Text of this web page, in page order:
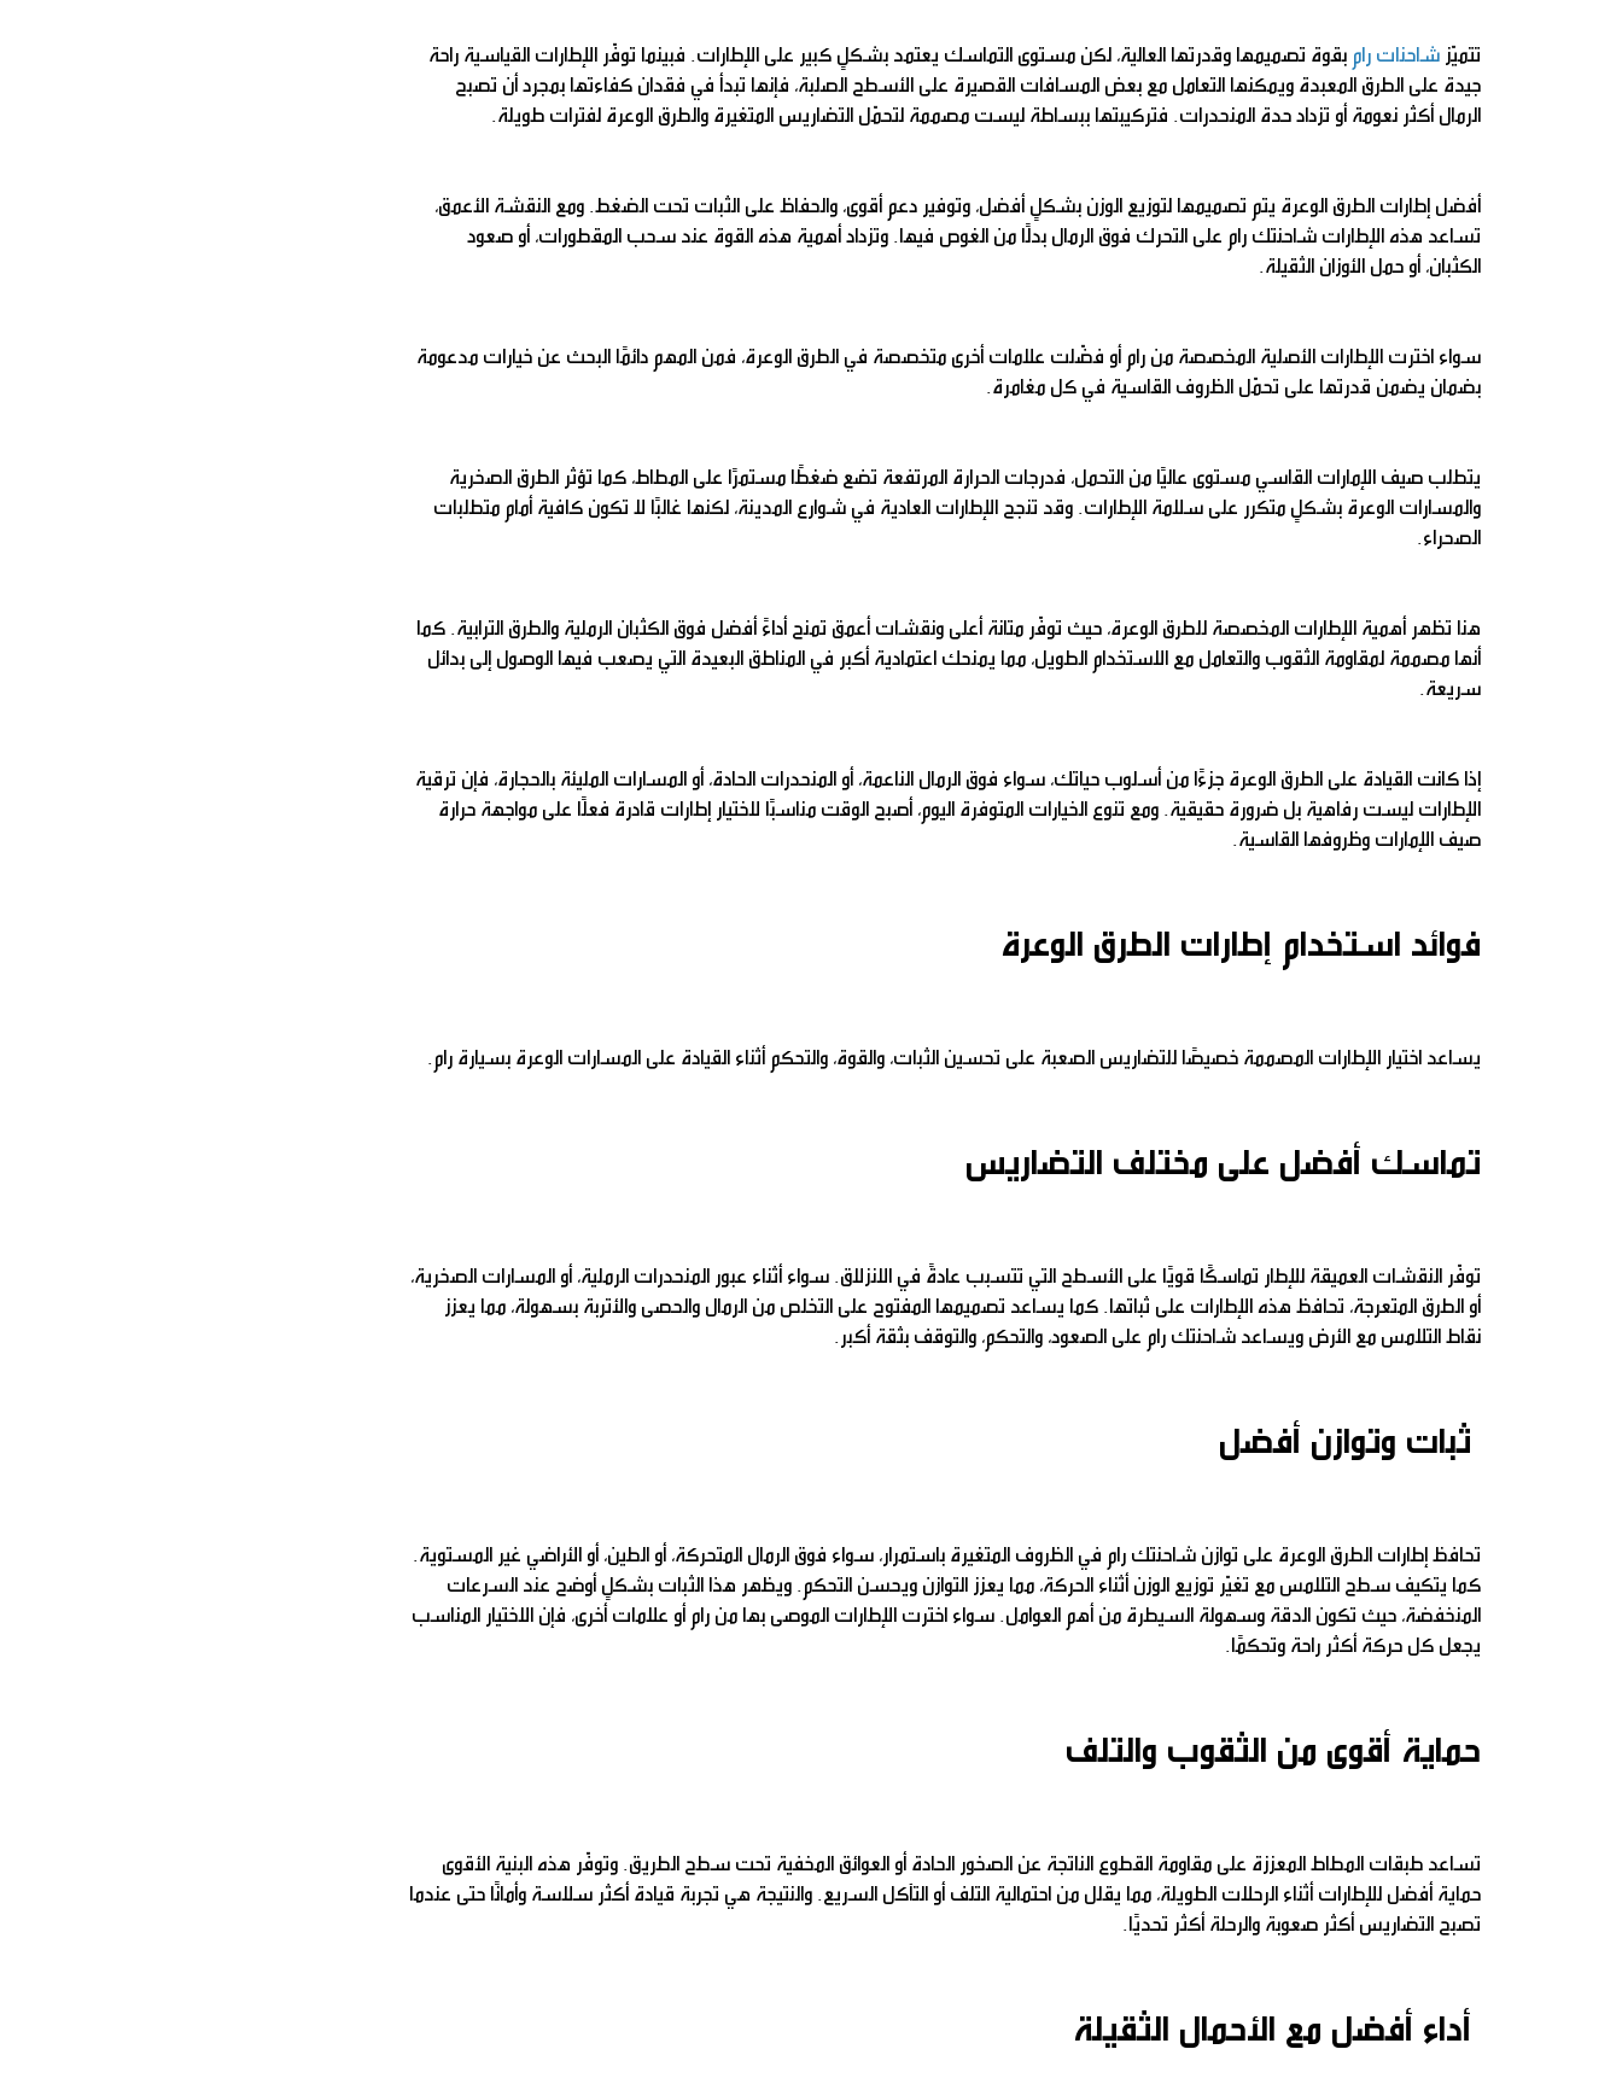
تتميّز شاحنات رام بقوة تصميمها وقدرتها العالية، لكن مستوى التماسك يعتمد بشكلٍ كبير على الإطارات. فبينما توفّر الإطارات القياسية راحة
جيدة على الطرق المعبدة ويمكنها التعامل مع بعض المسافات القصيرة على الأسطح الصلبة، فإنها تبدأ في فقدان كفاءتها بمجرد أن تصبح
الرمال أكثر نعومة أو تزداد حدة المنحدرات. فتركيبتها ببساطة ليست مصممة لتحمّل التضاريس المتغيرة والطرق الوعرة لفترات طويلة.
أفضل إطارات الطرق الوعرة يتم تصميمها لتوزيع الوزن بشكلٍ أفضل، وتوفير دعم أقوى، والحفاظ على الثبات تحت الضغط. ومع النقشة الأعمق،
تساعد هذه الإطارات شاحنتك رام على التحرك فوق الرمال بدلًا من الغوص فيها. وتزداد أهمية هذه القوة عند سحب المقطورات، أو صعود
الكثبان، أو حمل الأوزان الثقيلة.
سواء اخترت الإطارات الأصلية المخصصة من رام أو فضّلت علامات أخرى متخصصة في الطرق الوعرة، فمن المهم دائمًا البحث عن خيارات مدعومة
بضمان يضمن قدرتها على تحمّل الظروف القاسية في كل مغامرة.
يتطلب صيف الإمارات القاسي مستوى عاليًا من التحمل، فدرجات الحرارة المرتفعة تضع ضغطًا مستمرًا على المطاط، كما تؤثر الطرق الصخرية
والمسارات الوعرة بشكلٍ متكرر على سلامة الإطارات. وقد تنجح الإطارات العادية في شوارع المدينة، لكنها غالبًا لا تكون كافية أمام متطلبات
الصحراء.
هنا تظهر أهمية الإطارات المخصصة للطرق الوعرة، حيث توفّر متانة أعلى ونقشات أعمق تمنح أداءً أفضل فوق الكثبان الرملية والطرق الترابية. كما
أنها مصممة لمقاومة الثقوب والتعامل مع الاستخدام الطويل، مما يمنحك اعتمادية أكبر في المناطق البعيدة التي يصعب فيها الوصول إلى بدائل
سريعة.
إذا كانت القيادة على الطرق الوعرة جزءًا من أسلوب حياتك، سواء فوق الرمال الناعمة، أو المنحدرات الحادة، أو المسارات المليئة بالحجارة، فإن ترقية
الإطارات ليست رفاهية بل ضرورة حقيقية. ومع تنوع الخيارات المتوفرة اليوم، أصبح الوقت مناسبًا لاختيار إطارات قادرة فعلًا على مواجهة حرارة
صيف الإمارات وظروفها القاسية.
فوائد استخدام إطارات الطرق الوعرة
يساعد اختيار الإطارات المصممة خصيصًا للتضاريس الصعبة على تحسين الثبات، والقوة، والتحكم أثناء القيادة على المسارات الوعرة بسيارة رام.
تماسك أفضل على مختلف التضاريس
توفّر النقشات العميقة للإطار تماسكًا قويًا على الأسطح التي تتسبب عادةً في الانزلاق. سواء أثناء عبور المنحدرات الرملية، أو المسارات الصخرية،
أو الطرق المتعرجة، تحافظ هذه الإطارات على ثباتها. كما يساعد تصميمها المفتوح على التخلص من الرمال والحصى والأتربة بسهولة، مما يعزز
نقاط التلامس مع الأرض ويساعد شاحنتك رام على الصعود، والتحكم، والتوقف بثقة أكبر.
ثبات وتوازن أفضل
تحافظ إطارات الطرق الوعرة على توازن شاحنتك رام في الظروف المتغيرة باستمرار، سواء فوق الرمال المتحركة، أو الطين، أو الأراضي غير المستوية.
كما يتكيف سطح التلامس مع تغيّر توزيع الوزن أثناء الحركة، مما يعزز التوازن ويحسن التحكم. ويظهر هذا الثبات بشكلٍ أوضح عند السرعات
المنخفضة، حيث تكون الدقة وسهولة السيطرة من أهم العوامل. سواء اخترت الإطارات الموصى بها من رام أو علامات أخرى، فإن الاختيار المناسب
يجعل كل حركة أكثر راحة وتحكمًا.
حماية أقوى من الثقوب والتلف
تساعد طبقات المطاط المعززة على مقاومة القطوع الناتجة عن الصخور الحادة أو العوائق المخفية تحت سطح الطريق. وتوفّر هذه البنية الأقوى
حماية أفضل للإطارات أثناء الرحلات الطويلة، مما يقلل من احتمالية التلف أو التآكل السريع. والنتيجة هي تجربة قيادة أكثر سلاسة وأمانًا حتى عندما
تصبح التضاريس أكثر صعوبة والرحلة أكثر تحديًا.
أداء أفضل مع الأحمال الثقيلة